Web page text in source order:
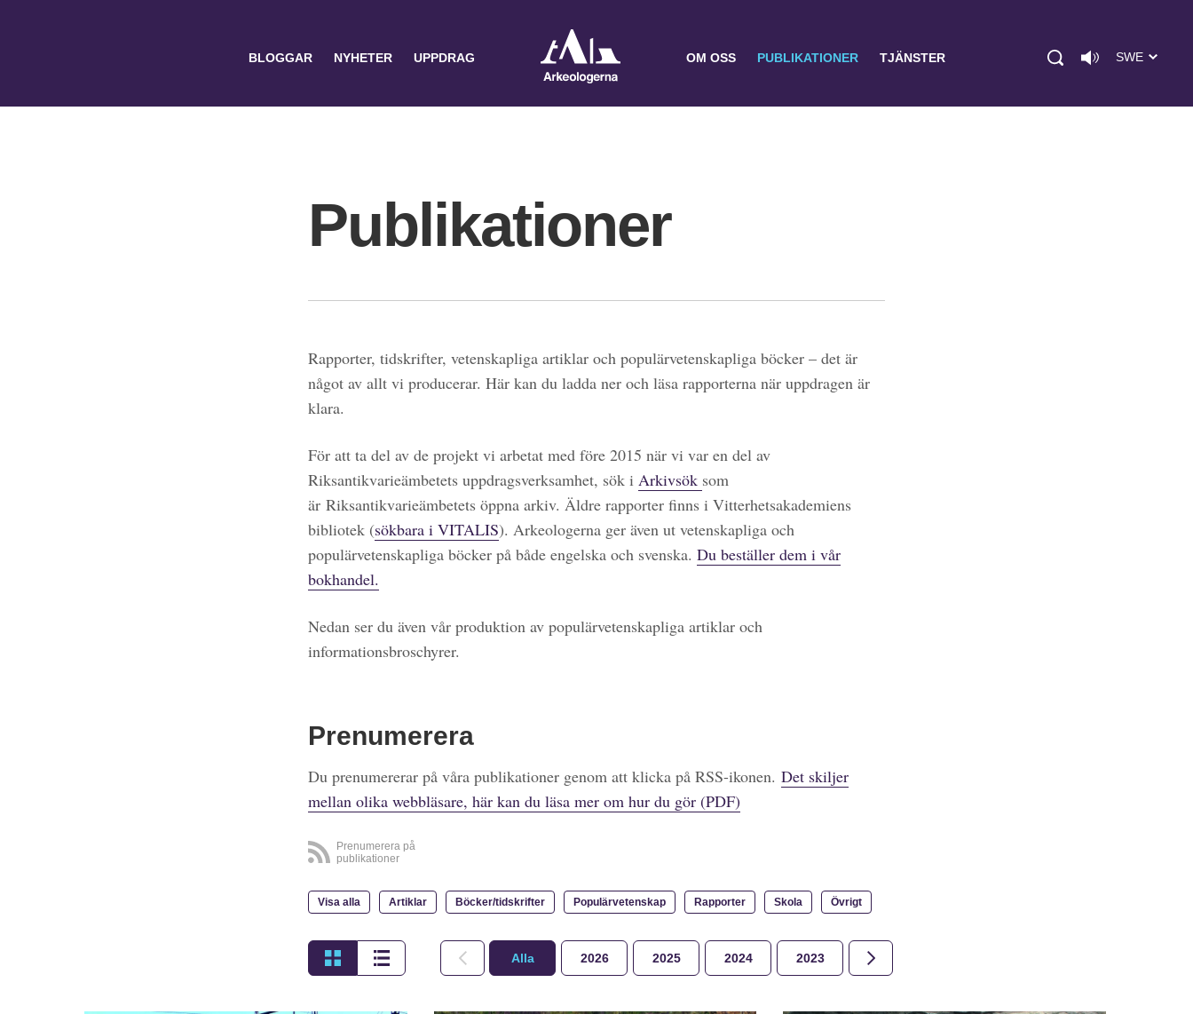
BLOGGAR NYHETER UPPDRAG OM OSS PUBLIKATIONER TJÄNSTER SWE
Publikationer
Rapporter, tidskrifter, vetenskapliga artiklar och populärvetenskapliga böcker – det är
något av allt vi producerar. Här kan du ladda ner och läsa rapporterna när uppdragen är
klara.
För att ta del av de projekt vi arbetat med före 2015 när vi var en del av
Riksantikvarieämbetets uppdragsverksamhet, sök i Arkivsök som
är Riksantikvarieämbetets öppna arkiv. Äldre rapporter finns i Vitterhetsakademiens
bibliotek (sökbara i VITALIS). Arkeologerna ger även ut vetenskapliga och
populärvetenskapliga böcker på både engelska och svenska. Du beställer dem i vår
bokhandel.
Nedan ser du även vår produktion av populärvetenskapliga artiklar och
informationsbroschyrer.
Prenumerera
Du prenumererar på våra publikationer genom att klicka på RSS-ikonen. Det skiljer
mellan olika webbläsare, här kan du läsa mer om hur du gör (PDF)
Prenumerera på
publikationer
Visa alla Artiklar Böcker/tidskrifter Populärvetenskap Rapporter Skola Övrigt
Alla 2026 2025 2024 2023 2022